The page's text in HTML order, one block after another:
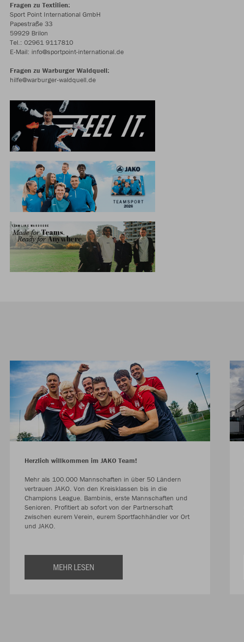
Fragen zu Textilien:
Sport Point International GmbH
Papestraße 33
59929 Brilon
Tel.: 02961 9117810
E-Mail: info@sportpoint-international.de
Fragen zu Warburger Waldquell:
hilfe@warburger-waldquell.de
Herzlich willkommen im JAKO Team!
Mehr als 100.000 Mannschaften in über 50 Ländern
vertrauen JAKO. Von den Kreisklassen bis in die
Champions League. Bambinis, erste Mannschaften und
Senioren. Profitiert ab sofort von der Partnerschaft
zwischen eurem Verein, eurem Sportfachhändler vor Ort
und JAKO.
MEHR LESEN